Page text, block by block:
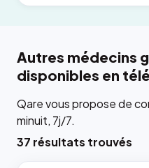
Autres médecins
disponibles en
Qare vous propose de
minuit, 7j/7.
37 résultats trouvés